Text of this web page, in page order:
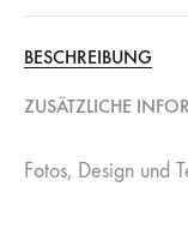
BESCHREIBUNG
ZUSÄTZLICHE
Fotos, Design und